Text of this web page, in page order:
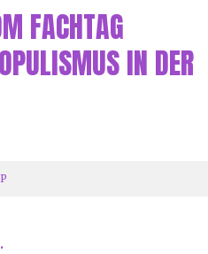
FEED FREIRAUM
FACHTAG
IN DER